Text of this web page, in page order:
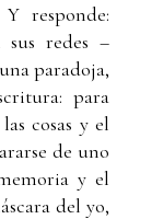
responde:
sus redes –
paradoja,
para
cosas y el
de uno
y el
del yo,